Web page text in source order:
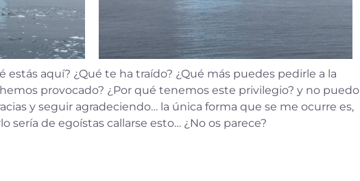
aquí? ¿Qué te ha traído? ¿Qué más puedes pedirle a la
provocado? ¿Por qué tenemos este privilegio? y no puedo
y seguir agradeciendo… la única forma que se me ocurre es,
sería de egoístas callarse esto… ¿No os parece?